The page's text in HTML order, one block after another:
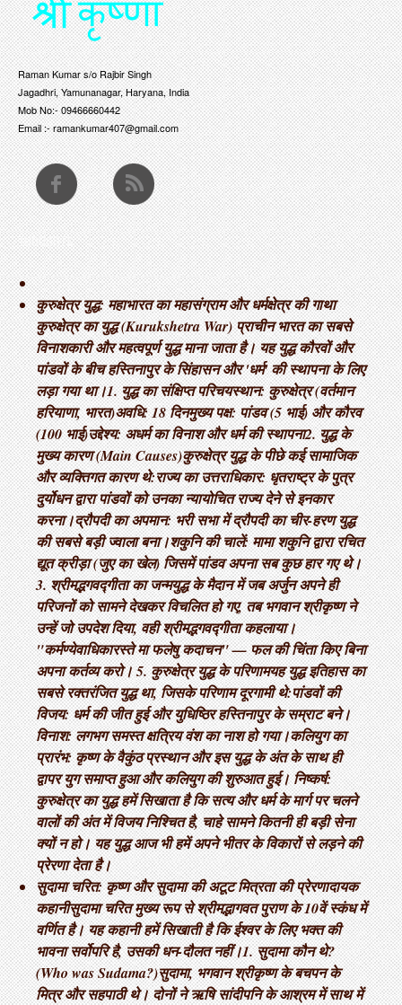
Raman Kumar s/o Rajbir Singh
Jagadhri, Yamunanagar, Haryana, India
Mob No:- 09466660442
Email :- ramankumar407@gmail.com
THOUGHTS
कुरुक्षेत्र युद्ध: महाभारत का महासंग्राम और धर्मक्षेत्र की गाथा ​
कुरुक्षेत्र का युद्ध (Kurukshetra War) प्राचीन भारत का सबसे
विनाशकारी और महत्वपूर्ण युद्ध माना जाता है। यह युद्ध कौरवों और
पांडवों के बीच हस्तिनापुर के सिंहासन और 'धर्म' की स्थापना के लिए
लड़ा गया था। ​1. युद्ध का संक्षिप्त परिचय ​स्थान: कुरुक्षेत्र (वर्तमान
हरियाणा, भारत) ​अवधि: 18 दिन ​मुख्य पक्ष: पांडव (5 भाई) और कौरव
(100 भाई) ​उद्देश्य: अधर्म का विनाश और धर्म की स्थापना ​2. युद्ध के
मुख्य कारण (Main Causes) ​कुरुक्षेत्र युद्ध के पीछे कई सामाजिक
और व्यक्तिगत कारण थे: ​राज्य का उत्तराधिकार: धृतराष्ट्र के पुत्र
दुर्योधन द्वारा पांडवों को उनका न्यायोचित राज्य देने से इनकार
करना। ​द्रौपदी का अपमान: भरी सभा में द्रौपदी का चीर-हरण युद्ध
की सबसे बड़ी ज्वाला बना। ​शकुनि की चालें: मामा शकुनि द्वारा रचित
द्यूत क्रीड़ा (जुए का खेल) जिसमें पांडव अपना सब कुछ हार गए थे। ​
3. श्रीमद्भगवद्गीता का जन्म ​युद्ध के मैदान में जब अर्जुन अपने ही
परिजनों को सामने देखकर विचलित हो गए, तब भगवान श्रीकृष्ण ने
उन्हें जो उपदेश दिया, वही श्रीमद्भगवद्गीता कहलाया। ​
"कर्मण्येवाधिकारस्ते मा फलेषु कदाचन" — फल की चिंता किए बिना
अपना कर्तव्य करो। 5. कुरुक्षेत्र युद्ध के परिणाम ​यह युद्ध इतिहास का
सबसे रक्तरंजित युद्ध था, जिसके परिणाम दूरगामी थे: ​पांडवों की
विजय: धर्म की जीत हुई और युधिष्ठिर हस्तिनापुर के सम्राट बने। ​
विनाश: लगभग समस्त क्षत्रिय वंश का नाश हो गया। ​कलियुग का
प्रारंभ: कृष्ण के वैकुंठ प्रस्थान और इस युद्ध के अंत के साथ ही
द्वापर युग समाप्त हुआ और कलियुग की शुरुआत हुई। निष्कर्ष:
कुरुक्षेत्र का युद्ध हमें सिखाता है कि सत्य और धर्म के मार्ग पर चलने
वालों की अंत में विजय निश्चित है, चाहे सामने कितनी ही बड़ी सेना
क्यों न हो। यह युद्ध आज भी हमें अपने भीतर के विकारों से लड़ने की
प्रेरणा देता है।
सुदामा चरित: कृष्ण और सुदामा की अटूट मित्रता की प्रेरणादायक
कहानी ​सुदामा चरित मुख्य रूप से श्रीमद्भागवत पुराण के 10वें स्कंध में
वर्णित है। यह कहानी हमें सिखाती है कि ईश्वर के लिए भक्त की
भावना सर्वोपरि है, उसकी धन-दौलत नहीं। ​1. सुदामा कौन थे?
(Who was Sudama?) ​सुदामा, भगवान श्रीकृष्ण के बचपन के
मित्र और सहपाठी थे। दोनों ने ऋषि सांदीपनि के आश्रम में साथ में